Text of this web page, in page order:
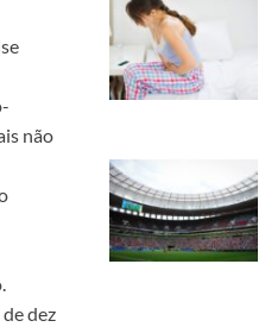
não
dez